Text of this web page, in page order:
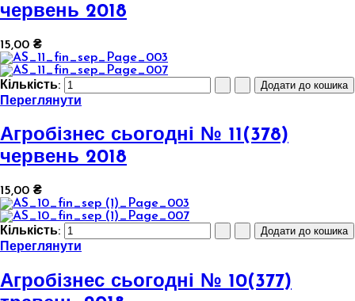
червень 2018
15,00 ₴
Кількість:
Переглянути
Агробізнес сьогодні № 11(378)
червень 2018
15,00 ₴
Кількість:
Переглянути
Агробізнес сьогодні № 10(377)